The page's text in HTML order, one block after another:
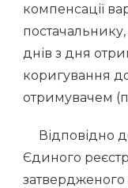
компенсації
днів з дня
коригування
отримувачем
Відповідно
Єдиного
затвердженого